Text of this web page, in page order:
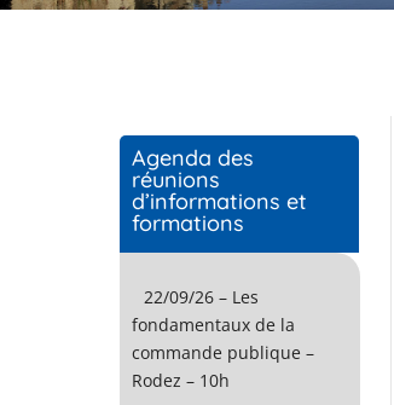
Agenda des
réunions
d’informations et
formations
22/09/26 – Les
fondamentaux de la
commande publique –
Rodez – 10h